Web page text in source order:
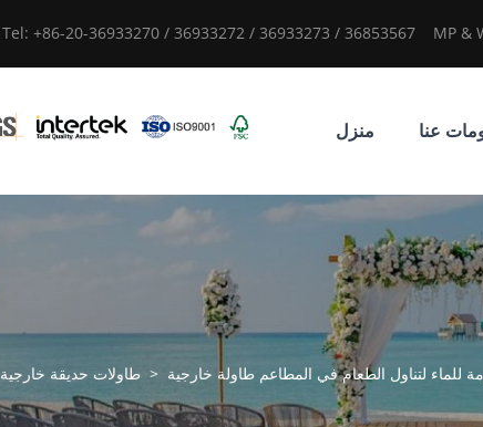
Tel: +86-20-36933270 / 36933272 / 36933273 / 36853567 MP &
منزل عنا
طاولات حديقة خارجية > للماء لتناول الطعام في المطاعم طاولة خارجية